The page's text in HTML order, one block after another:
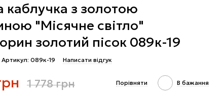
каблучка з золотою
"Місячне світло"
золотий пісок 089к-19
Артикул: 089к-19 Написати відгук
1 778 грн Порівняти В бажання